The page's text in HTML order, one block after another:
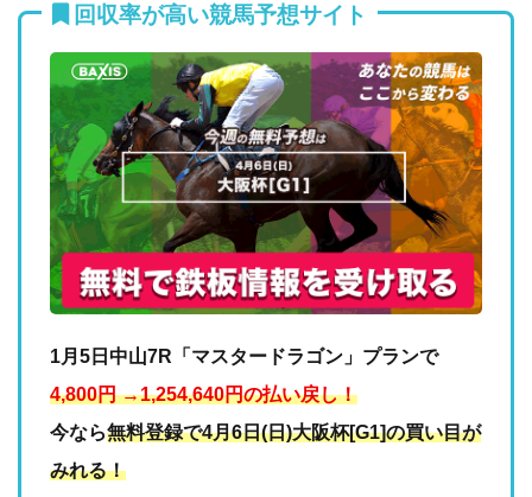
回収率が高い競馬予想サイト
1月5日中山7R「マスタードラゴン」プランで
4,800円 →1,254,640円の払い戻し！
今なら無料登録で4月6日(日)大阪杯[G1]の買い目が
みれる！